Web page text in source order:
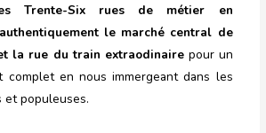
Trente-Six rues de métier en
le marché central de
la rue du train extraodinairepour un
complet en nous immergeant dans les
et populeuses.